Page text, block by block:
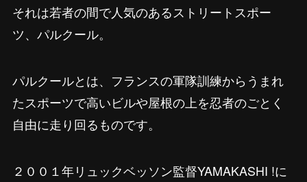
それは若者の間で人気のあるストリートスポー
ツ、パルクール。
パルクールとは、フランスの軍隊訓練からうまれ
たスポーツで高いビルや屋根の上を忍者のごとく
自由に走り回るものです。
２００１年リュックベッソン監督YAMAKASHI !に